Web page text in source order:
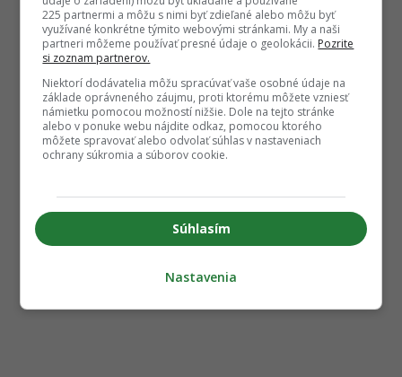
225 partnermi a môžu s nimi byť zdieľané alebo môžu byť
využívané konkrétne týmito webovými stránkami. My a naši
partneri môžeme používať presné údaje o geolokácii. Pozrite
si zoznam partnerov.
Niektorí dodávatelia môžu spracúvať vaše osobné údaje na
základe oprávneného záujmu, proti ktorému môžete vzniesť
námietku pomocou možností nižšie. Dole na tejto stránke
alebo v ponuke webu nájdite odkaz, pomocou ktorého
môžete spravovať alebo odvolať súhlas v nastaveniach
ochrany súkromia a súborov cookie.
Súhlasím
Nastavenia